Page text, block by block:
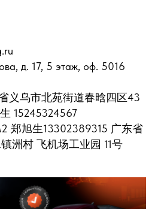
д. 17, 5 этаж, оф. 5016
义乌市北苑街道春晗四区43
15245324567
郑旭生13302389315 广东省
洲村 飞机场工业园 11号